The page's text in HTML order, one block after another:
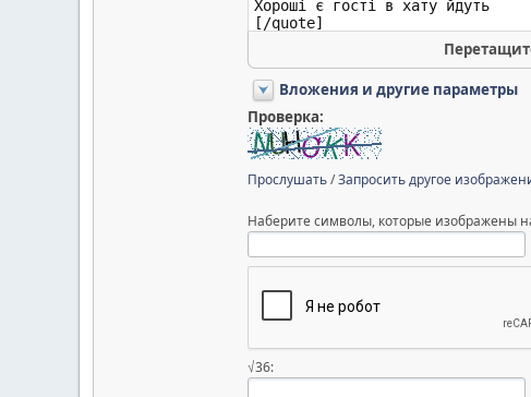
Вложения и другие параметры
Проверка:
Прослушать/Запросить другое
Наберите символы, которые изображены
√36: